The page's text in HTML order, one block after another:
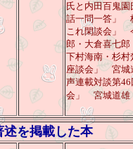
氏と内田百鬼
話一問一答」
これ閑談会」
郎・大倉喜七
下村海南・杉
座談会」 宮城
声連載対談第
会」 宮城道雄
を掲載した本